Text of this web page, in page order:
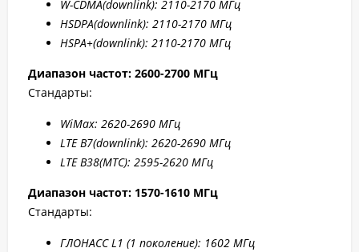
W-CDMA(downlink): 2110-2170 МГц
HSDPA(downlink): 2110-2170 МГц
HSPA+(downlink): 2110-2170 МГц
Диапазон частот: 2600-2700 МГц
Стандарты:
WiMax: 2620-2690 МГц
LTE B7(downlink): 2620-2690 МГц
LTE B38(МТС): 2595-2620 МГц
Диапазон частот: 1570-1610 МГц
Стандарты:
ГЛОНАСС L1 (1 поколение): 1602 МГц